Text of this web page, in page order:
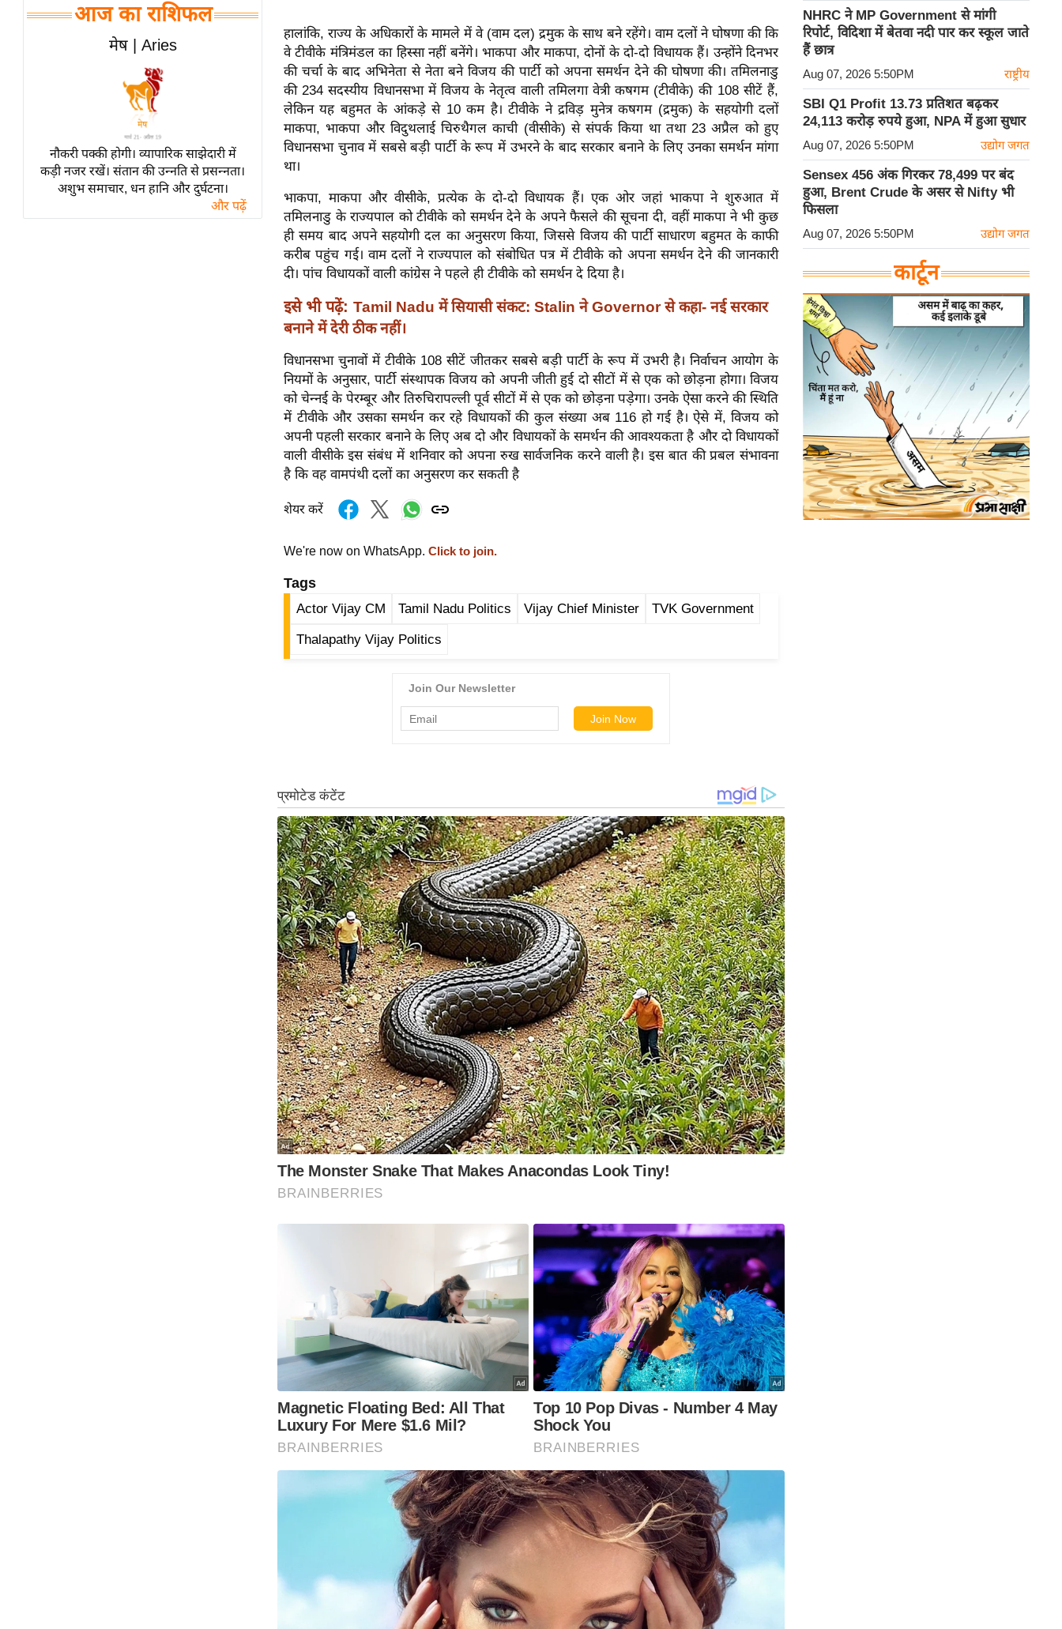
धर्म
ज्योतिष
त्योहार
राशिफल
विशेष
विश्लेषण
आज का राशिफल
मेष | Aries
नौकरी पक्की होगी। व्यापारिक साझेदारी में
कड़ी नजर रखें। संतान की उन्नति से प्रसन्नता।
अशुभ समाचार, धन हानि और दुर्घटना।
और पढ़ें
हालांकि, राज्य के अधिकारों के मामले में वे (वाम दल) द्रमुक के साथ बने रहेंगे। वाम दलों ने घोषणा की कि
वे टीवीके मंत्रिमंडल का हिस्सा नहीं बनेंगे। भाकपा और माकपा, दोनों के दो-दो विधायक हैं। उन्होंने दिनभर
की चर्चा के बाद अभिनेता से नेता बने विजय की पार्टी को अपना समर्थन देने की घोषणा की। तमिलनाडु
की 234 सदस्यीय विधानसभा में विजय के नेतृत्व वाली तमिलगा वेत्री कषगम (टीवीके) की 108 सीटें हैं,
लेकिन यह बहुमत के आंकड़े से 10 कम है। टीवीके ने द्रविड़ मुनेत्र कषगम (द्रमुक) के सहयोगी दलों
माकपा, भाकपा और विदुथलाई चिरुथैगल काची (वीसीके) से संपर्क किया था तथा 23 अप्रैल को हुए
विधानसभा चुनाव में सबसे बड़ी पार्टी के रूप में उभरने के बाद सरकार बनाने के लिए उनका समर्थन मांगा
था।
भाकपा, माकपा और वीसीके, प्रत्येक के दो-दो विधायक हैं। एक ओर जहां भाकपा ने शुरुआत में
तमिलनाडु के राज्यपाल को टीवीके को समर्थन देने के अपने फैसले की सूचना दी, वहीं माकपा ने भी कुछ
ही समय बाद अपने सहयोगी दल का अनुसरण किया, जिससे विजय की पार्टी साधारण बहुमत के काफी
करीब पहुंच गई। वाम दलों ने राज्यपाल को संबोधित पत्र में टीवीके को अपना समर्थन देने की जानकारी
दी। पांच विधायकों वाली कांग्रेस ने पहले ही टीवीके को समर्थन दे दिया है।
इसे भी पढ़ें: Tamil Nadu में सियासी संकट: Stalin ने Governor से कहा- नई सरकार
बनाने में देरी ठीक नहीं।
विधानसभा चुनावों में टीवीके 108 सीटें जीतकर सबसे बड़ी पार्टी के रूप में उभरी है। निर्वाचन आयोग के
नियमों के अनुसार, पार्टी संस्थापक विजय को अपनी जीती हुई दो सीटों में से एक को छोड़ना होगा। विजय
को चेन्नई के पेरम्बूर और तिरुचिरापल्ली पूर्व सीटों में से एक को छोड़ना पड़ेगा। उनके ऐसा करने की स्थिति
में टीवीके और उसका समर्थन कर रहे विधायकों की कुल संख्या अब 116 हो गई है। ऐसे में, विजय को
अपनी पहली सरकार बनाने के लिए अब दो और विधायकों के समर्थन की आवश्यकता है और दो विधायकों
वाली वीसीके इस संबंध में शनिवार को अपना रुख सार्वजनिक करने वाली है। इस बात की प्रबल संभावना
है कि वह वामपंथी दलों का अनुसरण कर सकती है
शेयर करें
We're now on WhatsApp. Click to join.
Tags
Actor Vijay CM Tamil Nadu Politics Vijay Chief Minister TVK Government
Thalapathy Vijay Politics
NHRC ने MP Government से मांगी
रिपोर्ट, विदिशा में बेतवा नदी पार कर स्कूल जाते
हैं छात्र
Aug 07, 2026 5:50PM राष्ट्रीय
SBI Q1 Profit 13.73 प्रतिशत बढ़कर
24,113 करोड़ रुपये हुआ, NPA में हुआ सुधार
Aug 07, 2026 5:50PM उद्योग जगत
Sensex 456 अंक गिरकर 78,499 पर बंद
हुआ, Brent Crude के असर से Nifty भी
फिसला
Aug 07, 2026 5:50PM उद्योग जगत
कार्टून